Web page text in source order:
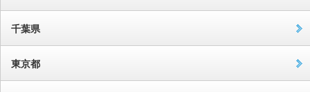
千葉県
東京都